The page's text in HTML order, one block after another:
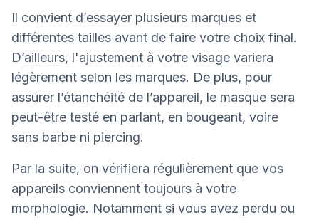
Il convient d’essayer plusieurs marques et
différentes tailles avant de faire votre choix final.
D’ailleurs, l'ajustement à votre visage variera
légèrement selon les marques. De plus, pour
assurer l’étanchéité de l’appareil, le masque sera
peut-être testé en parlant, en bougeant, voire
sans barbe ni piercing.
Par la suite, on vérifiera régulièrement que vos
appareils conviennent toujours à votre
morphologie. Notamment si vous avez perdu ou